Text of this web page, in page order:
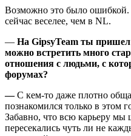
Возможно это было ошибкой.
сейчас веселее, чем в NL.
— На GipsyTeam ты пришел
можно встретить много
отношения с людьми, с
форумах?
—С кем-то даже плотно
познакомился только в этом
Забавно, что всю карьеру мы
пересекались чуть ли не